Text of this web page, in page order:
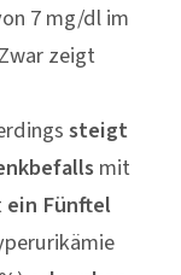
7 mg/dl im
zeigt
steigt
mit
ein Fünftel